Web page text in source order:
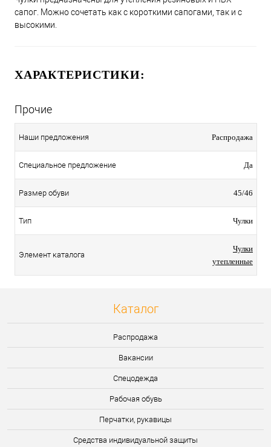
сапог. Можно сочетать как с короткими сапогами, так и с
высокими.
ХАРАКТЕРИСТИКИ:
Прочие
Наши предложения Распродажа
Специальное предложение Да
Размер обуви 45/46
Тип Чулки
Элемент каталога
Чулки
утепленные
Каталог
Распродажа
Вакансии
Спецодежда
Рабочая обувь
Перчатки, рукавицы
Средства индивидуальной защиты